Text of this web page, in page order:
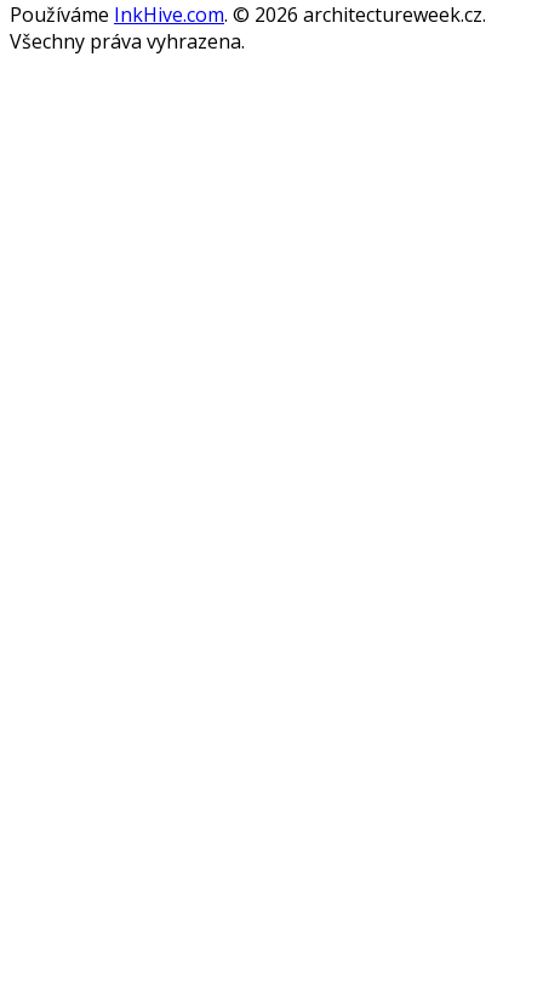
Používáme InkHive.com. © 2026 architectureweek.cz.
Všechny práva vyhrazena.